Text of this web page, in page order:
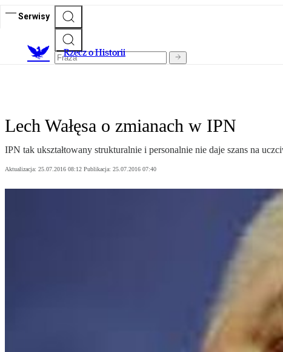
Serwisy
Rzecz o Historii
Lech Wałęsa o zmianach w IPN
IPN tak ukształtowany strukturalnie i personalnie nie daje szans na
Aktualizacja: 25.07.2016 08:12 Publikacja: 25.07.2016 07:40